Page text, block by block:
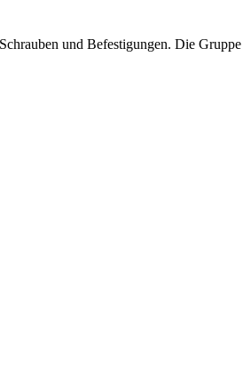
und Befestigungen. Die